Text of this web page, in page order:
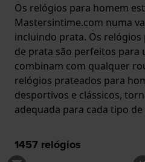
Os relógios para homem
Mastersintime.com numa
incluindo prata. Os
de prata são perfeitos para
combinam com qualquer
relógios prateados para
desportivos e clássicos,
adequada para cada tipo
1457 relógios